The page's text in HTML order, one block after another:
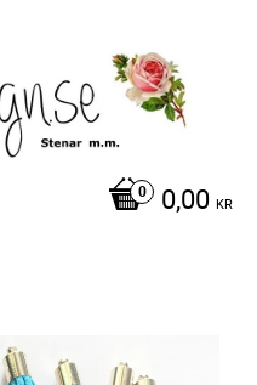
0,00 KR